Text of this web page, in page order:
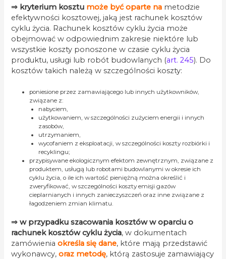
⇒ kryterium kosztu może być oparte na metodzie
efektywności kosztowej, jaką jest rachunek kosztów
cyklu życia. Rachunek kosztów cyklu życia może
obejmować w odpowiednim zakresie niektóre lub
wszystkie koszty ponoszone w czasie cyklu życia
produktu, usługi lub robót budowlanych (art. 245). Do
kosztów takich należą w szczególności koszty:
poniesione przez zamawiającego lub innych użytkowników,
związane z:
nabyciem,
użytkowaniem, w szczególności zużyciem energii i innych
zasobów,
utrzymaniem,
wycofaniem z eksploatacji, w szczególności koszty rozbiórki i
recyklingu;
przypisywane ekologicznym efektom zewnętrznym, związane z
produktem, usługą lub robotami budowlanymi w okresie ich
cyklu życia, o ile ich wartość pieniężną można określić i
zweryfikować, w szczególności koszty emisji gazów
cieplarnianych i innych zanieczyszczeń oraz inne związane z
łagodzeniem zmian klimatu.
⇒ w przypadku szacowania kosztów w oparciu o
rachunek kosztów cyklu życia, w dokumentach
zamówieniaokreśla się dane, które mają przedstawić
wykonawcy,oraz metodę, którą zastosuje zamawiający